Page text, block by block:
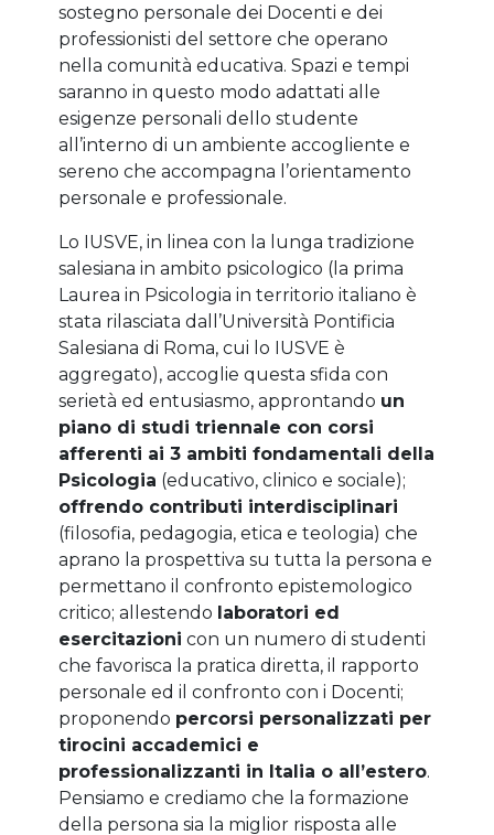
sostegno personale dei Docenti e dei
professionisti del settore che operano
nella comunità educativa. Spazi e tempi
saranno in questo modo adattati alle
esigenze personali dello studente
all’interno di un ambiente accogliente e
sereno che accompagna l’orientamento
personale e professionale.
Lo IUSVE, in linea con la lunga tradizione
salesiana in ambito psicologico (la prima
Laurea in Psicologia in territorio italiano è
stata rilasciata dall’Università Pontificia
Salesiana di Roma, cui lo IUSVE è
aggregato), accoglie questa sfida con
serietà ed entusiasmo, approntando un
piano di studi triennale con corsi
afferenti ai 3 ambiti fondamentali della
Psicologia (educativo, clinico e sociale);
offrendo contributi interdisciplinari
(filosofia, pedagogia, etica e teologia) che
aprano la prospettiva su tutta la persona e
permettano il confronto epistemologico
critico; allestendo laboratori ed
esercitazioni con un numero di studenti
che favorisca la pratica diretta, il rapporto
personale ed il confronto con i Docenti;
proponendo percorsi personalizzati per
tirocini accademici e
professionalizzanti in Italia o all’estero.
Pensiamo e crediamo che la formazione
della persona sia la miglior risposta alle